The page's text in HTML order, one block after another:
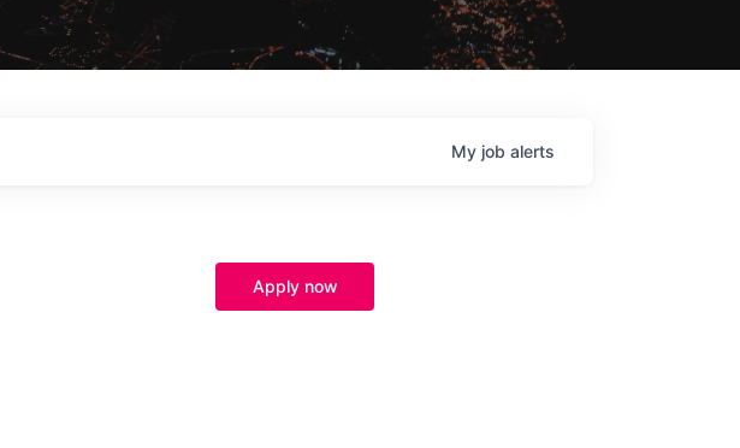
My job alerts
Apply now